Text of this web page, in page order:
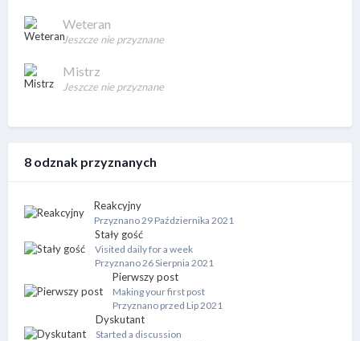
Weteran
Jeszcze nie przyznane
Mistrz
Jeszcze nie przyznane
8 odznak przyznanych
Reakcyjny
Przyznano29 Października 2021
Stały gość
Visited daily for a week
Przyznano26 Sierpnia 2021
Pierwszy post
Making your first post
Przyznano przed Lip 2021
Dyskutant
Started a discussion